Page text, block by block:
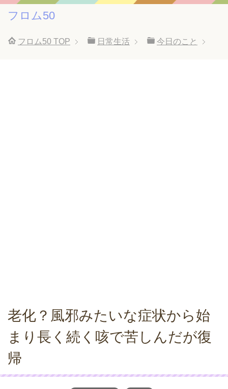
フロム50
フロム50 TOP 日常生活 今日のこと
老化？風邪みたいな症状から始
まり長く続く咳で苦しんだが復
帰